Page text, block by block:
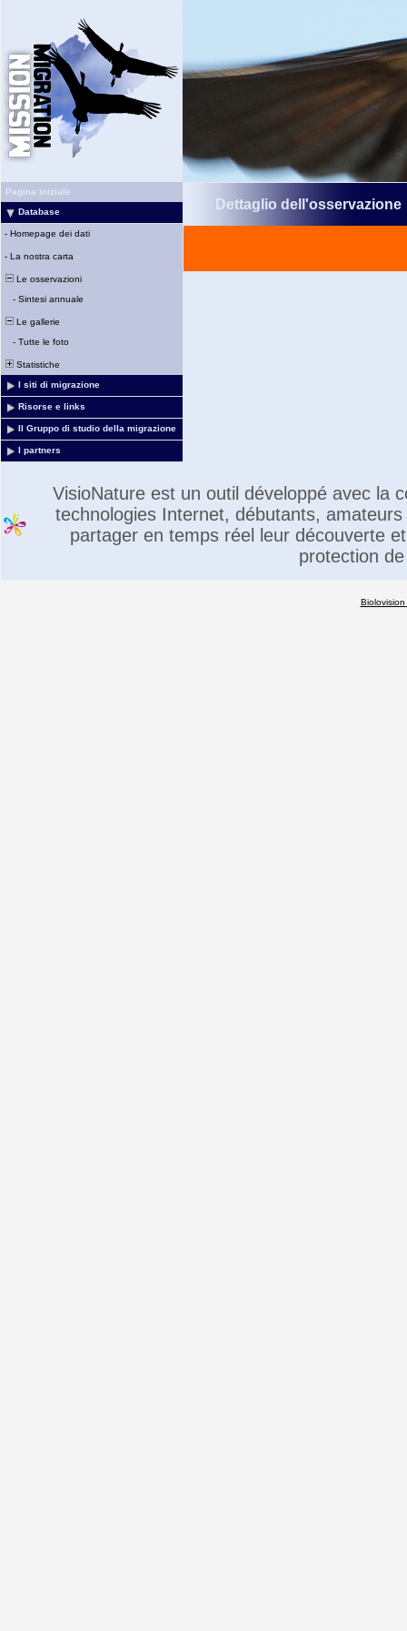
Pagina iniziale
Database
- Homepage dei dati
- La nostra carta
Le osservazioni
- Sintesi annuale
Le gallerie
- Tutte le foto
Statistiche
I siti di migrazione
Risorse e links
Il Gruppo di studio della migrazione
I partners
Dettaglio dell'osservazione
VisioNature est un outil développé avec la
technologies Internet, débutants,
partager en temps réel leur découverte
protection
Biolovision